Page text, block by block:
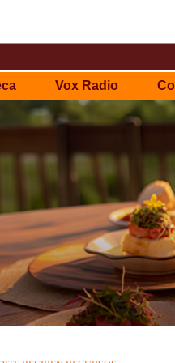
Vox Radio